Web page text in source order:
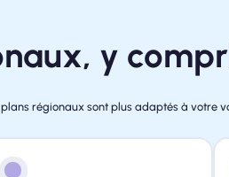
y
régionaux sont plus adaptés à votre